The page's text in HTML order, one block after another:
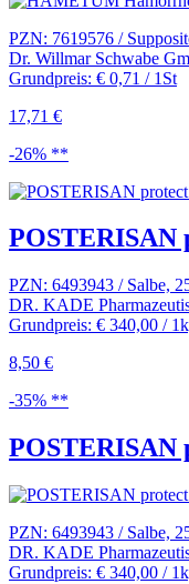
PZN: 7619576 /
Dr. Willmar Schwabe
Grundpreis: € 0,71 / 1St
17,71 €
-26% **
POSTERISAN
PZN: 6493943 / Salbe,
DR. KADE
Grundpreis: € 340,00 /
8,50 €
-35% **
POSTERISAN
PZN: 6493943 / Salbe,
DR. KADE
Grundpreis: € 340,00 /